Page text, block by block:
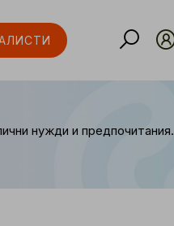
нужди и предпочитания.